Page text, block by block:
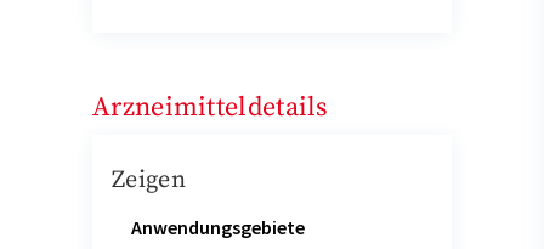
Arzneimitteldetails
Zeigen
Anwendungsgebiete